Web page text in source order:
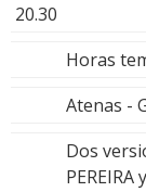
20.30
Horas
Atenas -
Dos
PEREIRA